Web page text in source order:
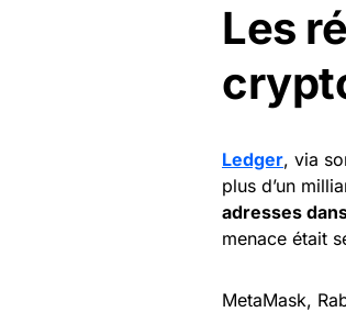
Les
Ledger, via
plus d’un
adresses
menace était
MetaMask,